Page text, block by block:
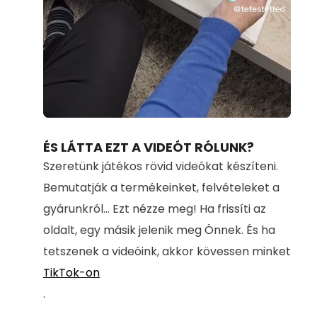
Loaded:
71.00%
ÉS LÁTTA EZT A VIDEÓT RÓLUNK?
Szeretünk játékos rövid videókat készíteni.
Bemutatják a termékeinket, felvételeket a
gyárunkról... Ezt nézze meg! Ha frissíti az
oldalt, egy másik jelenik meg Önnek. És ha
tetszenek a videóink, akkor kövessen minket
TikTok-on
.